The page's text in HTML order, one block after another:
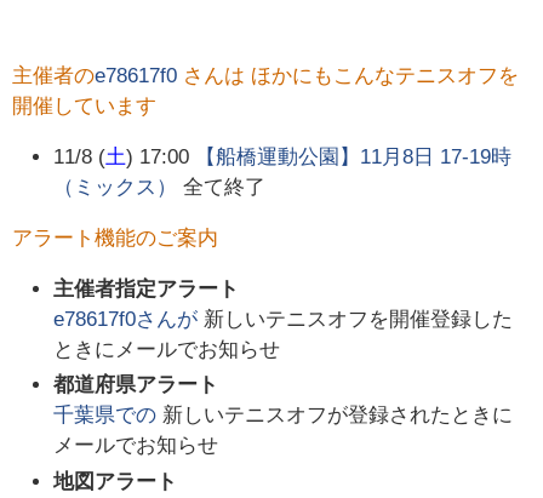
主催者のe78617f0 さんは ほかにもこんなテニスオフを
開催しています
11/8 (土) 17:00
【船橋運動公園】11月8日 17-19時
（ミックス）
全て終了
アラート機能のご案内
主催者指定アラート
e78617f0さんが 新しいテニスオフを開催登録した
ときにメールでお知らせ
都道府県アラート
千葉県での 新しいテニスオフが登録されたときに
メールでお知らせ
地図アラート